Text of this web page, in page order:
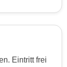
Eintritt frei